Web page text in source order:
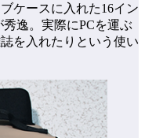
ケースに入れた16イン
逸。実際にPCを運ぶ
を入れたりという使い